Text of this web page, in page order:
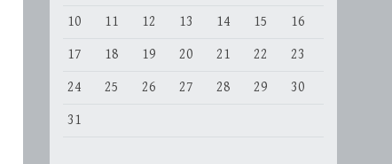
10
11 12 13 14 15
16
17
18 19 20 21 22
23
24
25 26 27 28 29
30
31